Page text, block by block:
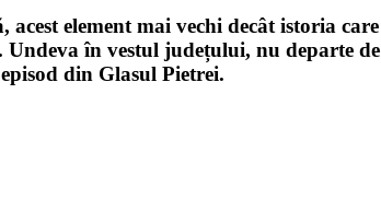
acest element mai vechi decât istoria
în vestul județului, nu departe
din Glasul Pietrei.